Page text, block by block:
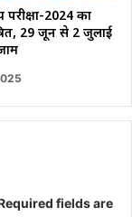
2024 का
29 जून से 2 जुलाई
fields are